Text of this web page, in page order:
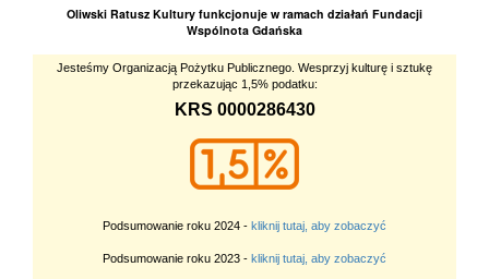
Oliwski Ratusz Kultury funkcjonuje w ramach działań Fundacji
Wspólnota Gdańska
Jesteśmy Organizacją Pożytku Publicznego. Wesprzyj kulturę i sztukę
przekazując 1,5% podatku:
KRS 0000286430
Podsumowanie roku 2024 - kliknij tutaj, aby zobaczyć
Podsumowanie roku 2023 - kliknij tutaj, aby zobaczyć